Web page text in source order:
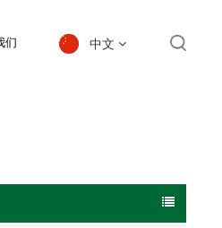
们 中文